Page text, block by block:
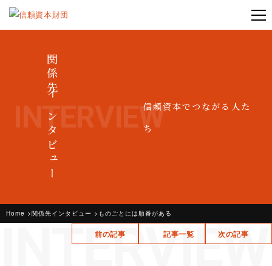
関係先インタビュー
INTERVIEW信頼資本でつながる人た
ち
INTERVIEW
Home 関係先インタビュー ものごとには順番がある
前の記事 記事一覧 次の記事